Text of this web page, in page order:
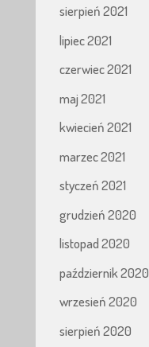
sierpień 2021
lipiec 2021
czerwiec 2021
maj 2021
kwiecień 2021
marzec 2021
styczeń 2021
grudzień 2020
listopad 2020
październik 2020
wrzesień 2020
sierpień 2020